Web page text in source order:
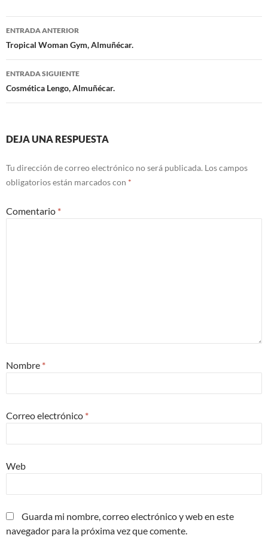
Navegación
de
entradas
ENTRADA ANTERIOR
Tropical Woman Gym, Almuñécar.
ENTRADA SIGUIENTE
Cosmética Lengo, Almuñécar.
DEJA UNA RESPUESTA
Tu dirección de correo electrónico no será publicada. Los campos
obligatorios están marcados con *
Comentario *
Nombre *
Correo electrónico *
Web
Guarda mi nombre, correo electrónico y web en este
navegador para la próxima vez que comente.